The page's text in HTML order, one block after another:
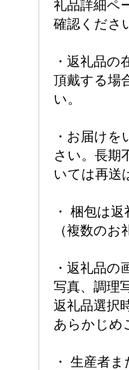
礼品詳細ペ
確認くださ
・返礼品
頂戴する場
い。
・お届け
さい。長期
いては再送
・ 梱包は
（複数の
・返礼品の
写真、調理
返礼品選択
あらかじめ
・ 生産者